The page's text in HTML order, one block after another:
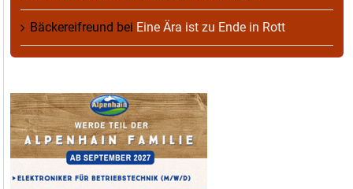
Bäckereifreund bei Eine Ära ist zu Ende in Rott